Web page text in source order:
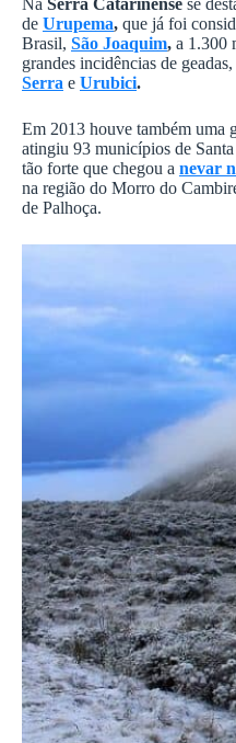
de Urupema, que já foi
Brasil, São Joaquim, a 1.300
grandes incidências de geadas,
Serra e Urubici.
Em 2013 houve também uma
atingiu 93 municípios de
tão forte que chegou a nevar
na região do Morro do
de Palhoça.